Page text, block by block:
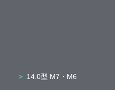
14.0型 M7・M6